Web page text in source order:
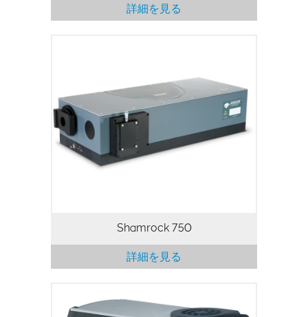
詳細を見る
ー・ターナ型光学設計がベースになってい
ます。Shamrockは、ソフトウェア、電子
機器、レンズ、および検出器のシームレス
な統合を可能にするあらかじめ調整されて
いる検出器／分光計オプションとして提供
されています。すべての分光機能のフル制
御を可能にする対話型の高速グラフィカル
Shamrock 750
詳細を見る